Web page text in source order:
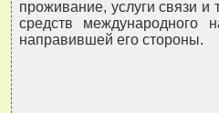
проживание, услуги связи и
средств международного
направившей его стороны.